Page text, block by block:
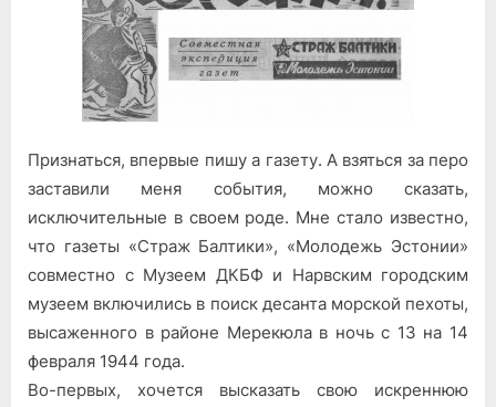
Признаться, впервые пишу а газету. А взяться за перо
заставили меня события, можно сказать,
исключительные в своем роде. Мне стало известно,
что газеты «Страж Балтики», «Молодежь Эстонии»
совместно с Музеем ДКБФ и Нарвским городским
музеем включились в поиск десанта морской пехоты,
высаженного в районе Мерекюла в ночь с 13 на 14
февраля 1944 года.
Во-первых, хочется высказать свою искреннюю